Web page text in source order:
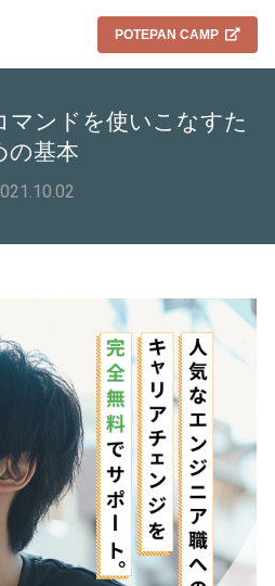
POTEPAN CAMP
マンドを使いこなすた
の基本